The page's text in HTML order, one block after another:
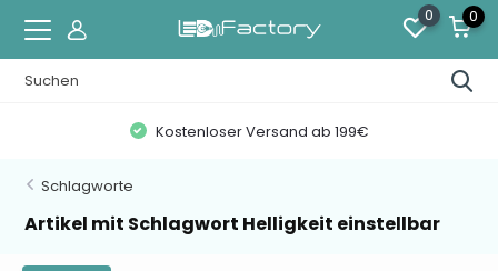
0 0
Kostenloser Versand ab 199€
Schlagworte
Artikel mit Schlagwort Helligkeit einstellbar